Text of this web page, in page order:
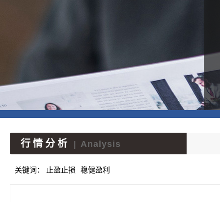
行情分析 Analysis
关键词： 止盈止损 稳健盈利